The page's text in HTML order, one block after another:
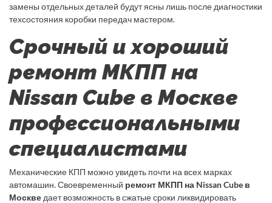
замены отдельных деталей будут ясны лишь после диагностики
техсостояния коробки передач мастером.
Срочный и хороший
ремонт МКПП на
Nissan Cube в Москве
профессиональными
специалистами
Механические КПП можно увидеть почти на всех марках
автомашин. Своевременный ремонт МКПП на Nissan Cube в
Москве дает возможность в сжатые сроки ликвидировать